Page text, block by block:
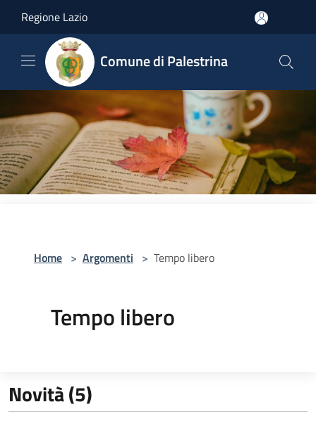
Regione Lazio
Comune di Palestrina
Home > Argomenti > Tempo libero
Tempo libero
Novità (5)